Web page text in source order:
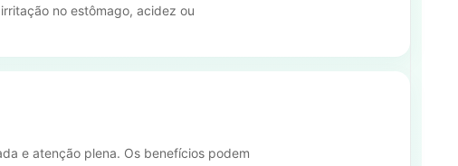
no estômago, acidez ou
e atenção plena. Os benefícios podem